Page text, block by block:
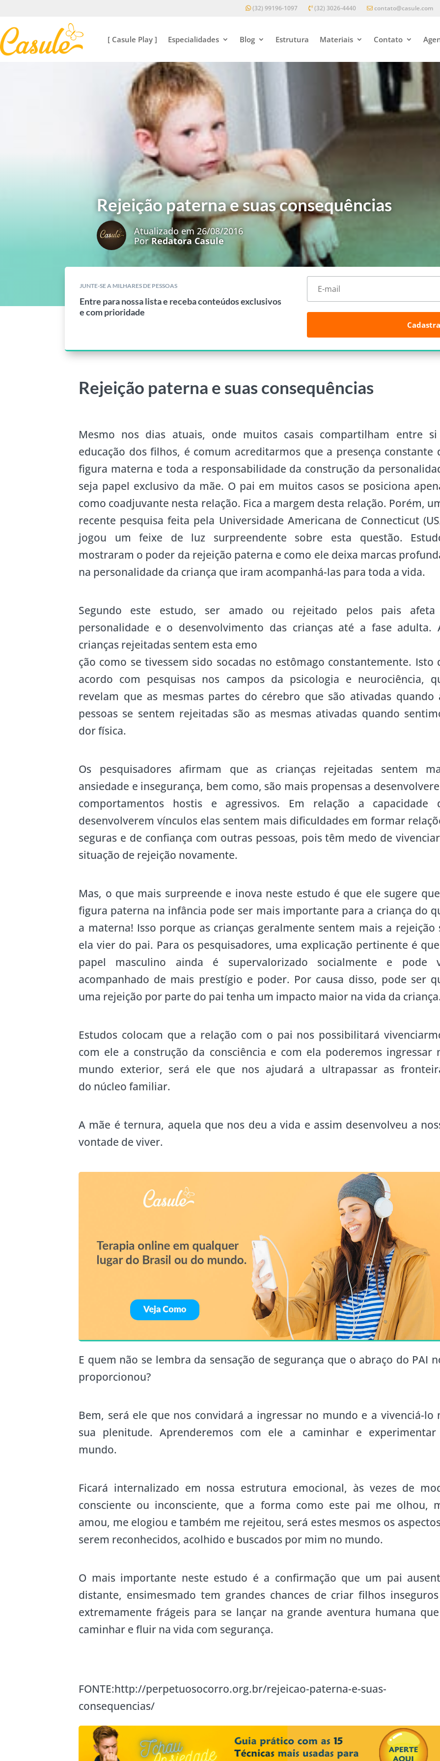
(32) 99196-1097 (32) 3026-4440 contato@casule.com
[ Casule Play ] Especialidades Blog Estrutura Materiais Contato
Rejeição paterna e suas consequências
Atualizado em 26/08/2016
PorRedatora Casule
JUNTE-SE A MILHARES DE PESSOAS
Entre para nossa lista e receba conteúdos exclusivos
e com prioridade
Rejeição paterna e suas consequências
Mesmo nos dias atuais, onde muitos casais compartilham entre
educação dos filhos, é comum acreditarmos que a presença constante
figura materna e toda a responsabilidade da construção da
seja papel exclusivo da mãe. O pai em muitos casos se posiciona
como coadjuvante nesta relação. Fica a margem desta relação. Porém,
recente pesquisa feita pela Universidade Americana de Connecticut
jogou um feixe de luz surpreendente sobre esta questão.
mostraram o poder da rejeição paterna e como ele deixa marcas
na personalidade da criança que iram acompanhá-las para toda a vida.
Segundo este estudo, ser amado ou rejeitado pelos pais
personalidade e o desenvolvimento das crianças até a fase adulta.
crianças rejeitadas sentem esta emo
ção como se tivessem sido socadas no estômago constantemente. Isto
acordo com pesquisas nos campos da psicologia e neurociência,
revelam que as mesmas partes do cérebro que são ativadas quando
pessoas se sentem rejeitadas são as mesmas ativadas quando
dor física.
Os pesquisadores afirmam que as crianças rejeitadas sentem
ansiedade e insegurança, bem como, são mais propensas a
comportamentos hostis e agressivos. Em relação a capacidade
desenvolverem vínculos elas sentem mais dificuldades em formar
seguras e de confiança com outras pessoas, pois têm medo de
situação de rejeição novamente.
Mas, o que mais surpreende e inova neste estudo é que ele sugere
figura paterna na infância pode ser mais importante para a criança do
a materna! Isso porque as crianças geralmente sentem mais a rejeição
ela vier do pai. Para os pesquisadores, uma explicação pertinente é
papel masculino ainda é supervalorizado socialmente e pode
acompanhado de mais prestígio e poder. Por causa disso, pode ser
uma rejeição por parte do pai tenha um impacto maior na vida da
Estudos colocam que a relação com o pai nos possibilitará
com ele a construção da consciência e com ela poderemos ingressar
mundo exterior, será ele que nos ajudará a ultrapassar as
do núcleo familiar.
A mãe é ternura, aquela que nos deu a vida e assim desenvolveu a
vontade de viver.
E quem não se lembra da sensação de segurança que o abraço do PAI
proporcionou?
Bem, será ele que nos convidará a ingressar no mundo e a vivenciá-lo
sua plenitude. Aprenderemos com ele a caminhar e
mundo.
Ficará internalizado em nossa estrutura emocional, às vezes de
consciente ou inconsciente, que a forma como este pai me olhou,
amou, me elogiou e também me rejeitou, será estes mesmos os
serem reconhecidos, acolhido e buscados por mim no mundo.
O mais importante neste estudo é a confirmação que um pai
distante, ensimesmado tem grandes chances de criar filhos
extremamente frágeis para se lançar na grande aventura humana
caminhar e fluir na vida com segurança.
FONTE:http://perpetuosocorro.org.br/rejeicao-paterna-e-suas-
consequencias/